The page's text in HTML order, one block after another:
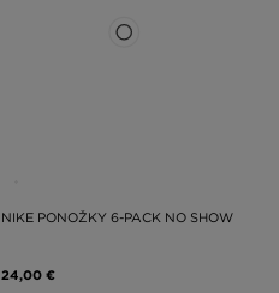
NIKE PONOŽKY 6-PACK NO SHOW
24,00 €